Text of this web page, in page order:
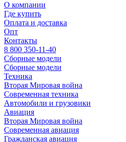
О компании
Где купить
Оплата и доставка
Опт
Контакты
8 800 350-11-40
Сборные модели
Сборные модели
Техника
Вторая Мировая война
Современная техника
Автомобили и грузовики
Авиация
Вторая Мировая война
Современная авиация
Гражданская авиация